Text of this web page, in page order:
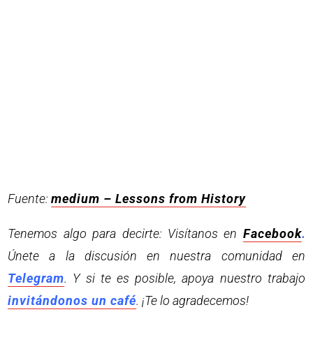
Fuente:medium – Lessons from History
Tenemos algo para decirte: Visítanos en Facebook.
Únete a la discusión en nuestra comunidad en
Telegram. Y si te es posible, apoya nuestro trabajo
invitándonos un café. ¡Te lo agradecemos!